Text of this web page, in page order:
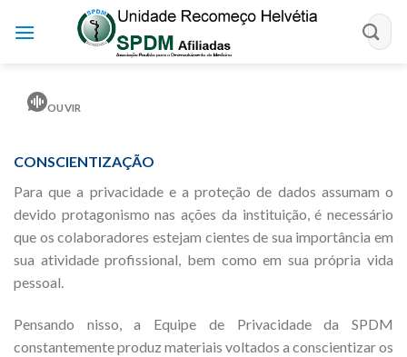
OUVIR
CONSCIENTIZAÇÃO
Para que a privacidade e a proteção de dados assumam o
devido protagonismo nas ações da instituição, é necessário
que os colaboradores estejam cientes de sua importância em
sua atividade profissional, bem como em sua própria vida
pessoal.
Pensando nisso, a Equipe de Privacidade da SPDM
constantemente produz materiais voltados a conscientizar os